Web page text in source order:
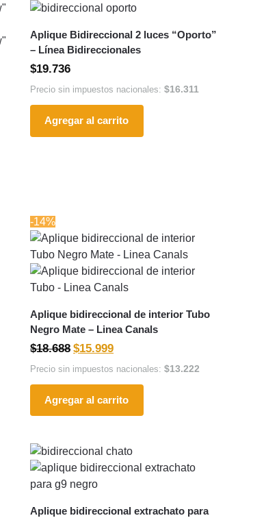
Aplique Bidireccional 2 luces “Oporto”
– Línea Bidireccionales
$19.736
Precio sin impuestos nacionales:$16.311
Agregar al carrito
-14%
Aplique bidireccional de interior Tubo
Negro Mate – Linea Canals
$18.688 $15.999
Precio sin impuestos nacionales:$13.222
Agregar al carrito
Aplique bidireccional extrachato para